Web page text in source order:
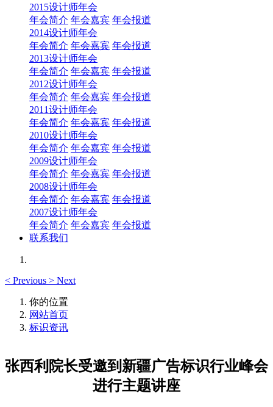
2015设计师年会
年会简介 年会嘉宾 年会报道
2014设计师年会
年会简介 年会嘉宾 年会报道
2013设计师年会
年会简介 年会嘉宾 年会报道
2012设计师年会
年会简介 年会嘉宾 年会报道
2011设计师年会
年会简介 年会嘉宾 年会报道
2010设计师年会
年会简介 年会嘉宾 年会报道
2009设计师年会
年会简介 年会嘉宾 年会报道
2008设计师年会
年会简介 年会嘉宾 年会报道
2007设计师年会
年会简介 年会嘉宾 年会报道
联系我们
< Previous > Next
你的位置
网站首页
标识资讯
张西利院长受邀到新疆广告标识行业峰会
进行主题讲座